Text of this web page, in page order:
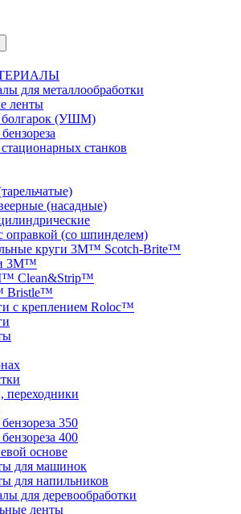
для металлообработки
ленты
болгарок (УШМ)
станков
(насадные)
оправкой (со шпинделем)
круги 3M™ Scotch-Brite™
3M™
Clean&Strip™
Bristle™
с креплением Roloc™
переходники
350
400
основе
для машинок
для напильников
для деревообработки
ленты